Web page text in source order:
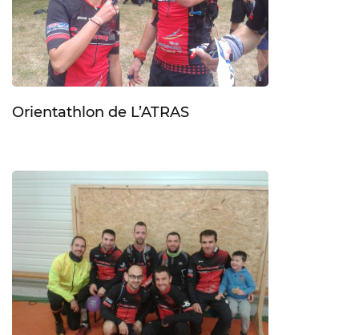
Orientathlon de L’ATRAS